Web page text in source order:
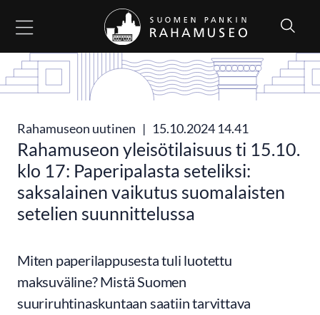
Rahamuseon uutinen | 15.10.2024 14.41
Rahamuseon yleisötilaisuus ti 15.10.
klo 17: Paperipalasta seteliksi:
saksalainen vaikutus suomalaisten
setelien suunnittelussa
Miten paperilappusesta tuli luotettu
maksuväline? Mistä Suomen
suuriruhtinaskuntaan saatiin tarvittava